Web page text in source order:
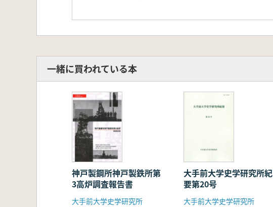
一緒に買われている本
神戸製鋼所神戸製鉄所第
3高炉調査報告書
大手前大学史学研究所
大手前大学史学研究所紀
要第20号
大手前大学史学研究所